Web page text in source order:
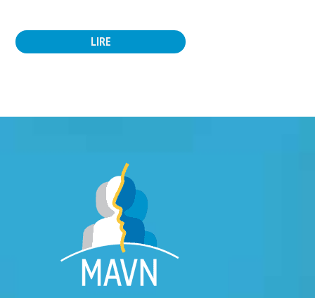
LIRE